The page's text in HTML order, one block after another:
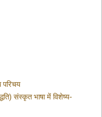
परिचय
संस्कृत भाषा में विशेष्य-